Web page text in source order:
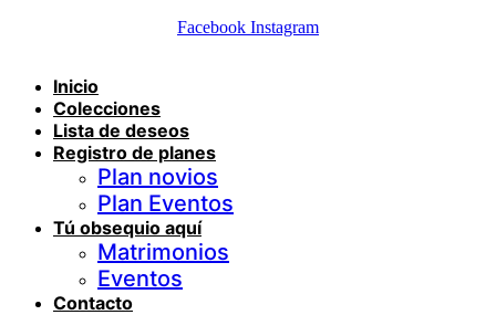
Facebook Instagram
Inicio
Colecciones
Lista de deseos
Registro de planes
Plan novios
Plan Eventos
Tú obsequio aquí
Matrimonios
Eventos
Contacto